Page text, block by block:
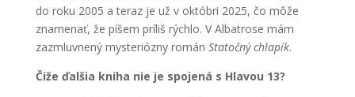
do roku 2005 a teraz je už v októbri 2025, čo môže
znamenať, že píšem príliš rýchlo. V Albatrose mám
zazmluvnený mysteriózny román Statočný chlapík.
Čiže ďalšia kniha nie je spojená s Hlavou 13?